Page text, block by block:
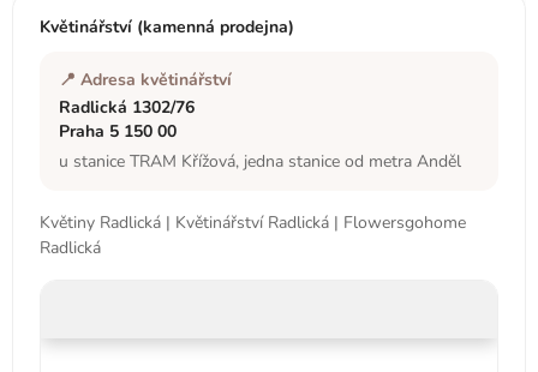
Květinářství (kamenná prodejna)
📍 Adresa květinářství
Radlická 1302/76
Praha 5 150 00
u stanice TRAM Křížová, jedna stanice od metra Anděl
Květiny Radlická | Květinářství Radlická | Flowersgohome
Radlická